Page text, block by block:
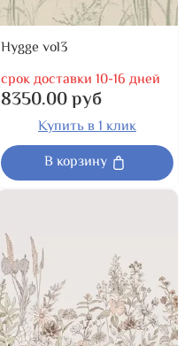
Hygge vol3
срок доставки 10-16 дней
8350.00 руб
Купить в 1 клик
В корзину